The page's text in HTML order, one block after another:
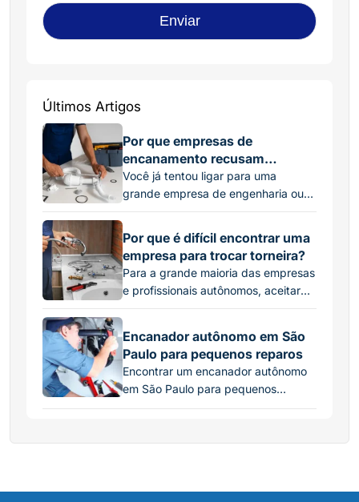
Últimos Artigos
Por que empresas de
encanamento recusam
pequenos serviços?
Você já tentou ligar para uma
grande empresa de engenharia ou
manutenção para consertar um
trocar uma torneira pingando, e
recebeu um “não” ou um orçamento
absurdamente alto? Essa é uma
situação frustrante, mas muito
existe uma linha clara entre o que as
grandes corporações […]
Por que é difícil encontrar uma
empresa para trocar torneira?
Para a grande maioria das empresas
e profissionais autônomos, aceitar
esse tipo de serviço pelo preço
simplesmente não fecha a conta. O
Custo Invisível do Deslocamento
Quando um cliente pensa na troca
de uma torneira, ele imagina um
trabalho de 15 ou 20 minutos. No
Encanador autônomo em São
Paulo para pequenos reparos
Encontrar um encanador autônomo
em São Paulo para pequenos
reparos hidráulicos, parece uma
tem um vazamento simples em uma
não querem vir pelo valor do serviço